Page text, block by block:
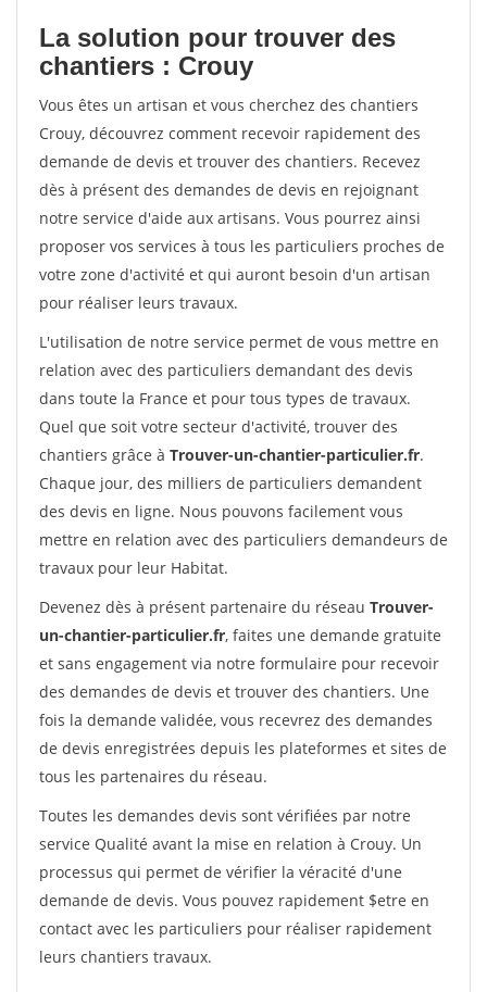
La solution pour trouver des
chantiers : Crouy
Vous êtes un artisan et vous cherchez des chantiers
Crouy, découvrez comment recevoir rapidement des
demande de devis et trouver des chantiers. Recevez
dès à présent des demandes de devis en rejoignant
notre service d'aide aux artisans. Vous pourrez ainsi
proposer vos services à tous les particuliers proches de
votre zone d'activité et qui auront besoin d'un artisan
pour réaliser leurs travaux.
L'utilisation de notre service permet de vous mettre en
relation avec des particuliers demandant des devis
dans toute la France et pour tous types de travaux.
Quel que soit votre secteur d'activité, trouver des
chantiers grâce à Trouver-un-chantier-particulier.fr.
Chaque jour, des milliers de particuliers demandent
des devis en ligne. Nous pouvons facilement vous
mettre en relation avec des particuliers demandeurs de
travaux pour leur Habitat.
Devenez dès à présent partenaire du réseau Trouver-
un-chantier-particulier.fr, faites une demande gratuite
et sans engagement via notre formulaire pour recevoir
des demandes de devis et trouver des chantiers. Une
fois la demande validée, vous recevrez des demandes
de devis enregistrées depuis les plateformes et sites de
tous les partenaires du réseau.
Toutes les demandes devis sont vérifiées par notre
service Qualité avant la mise en relation à Crouy. Un
processus qui permet de vérifier la véracité d'une
demande de devis. Vous pouvez rapidement $etre en
contact avec les particuliers pour réaliser rapidement
leurs chantiers travaux.